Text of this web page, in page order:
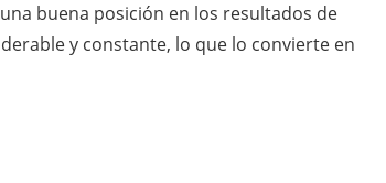
buena posición en los resultados de
y constante, lo que lo convierte en